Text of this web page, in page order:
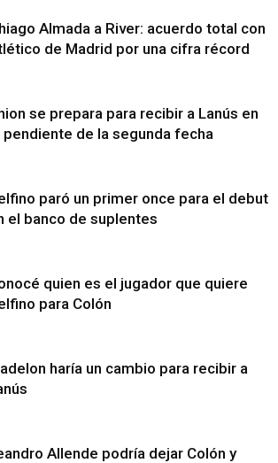
Almada a River: acuerdo total con
de Madrid por una cifra récord
se prepara para recibir a Lanús en
pendiente de la segunda fecha
paró un primer once para el debut
el banco de suplentes
quien es el jugador que quiere
para Colón
haría un cambio para recibir a
Allende podría dejar Colón y